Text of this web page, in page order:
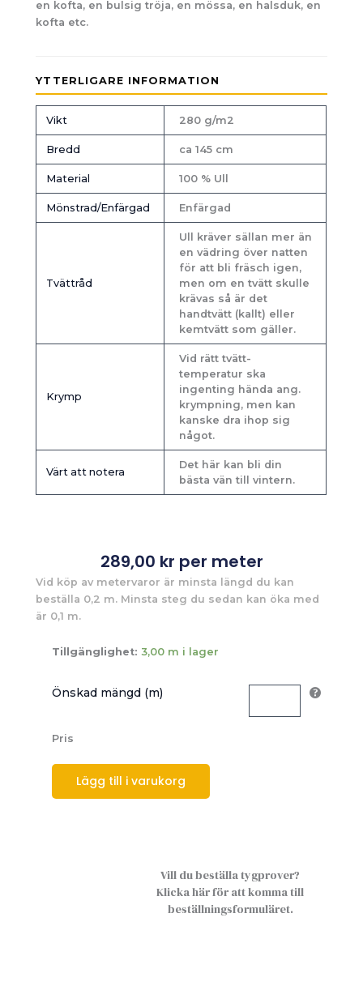
en kofta, en bulsig tröja, en mössa, en halsduk, en
kofta etc.
YTTERLIGARE INFORMATION
Vikt 280 g/m2
Bredd ca 145 cm
Material 100 % Ull
Mönstrad/Enfärgad Enfärgad
Tvättråd
Ull kräver sällan mer än
en vädring över natten
för att bli fräsch igen,
men om en tvätt skulle
krävas så är det
handtvätt (kallt) eller
kemtvätt som gäller.
Krymp
Vid rätt tvätt-
temperatur ska
ingenting hända ang.
krympning, men kan
kanske dra ihop sig
något.
Värt att notera
Det här kan bli din
bästa vän till vintern.
289,00 kr per meter
Vid köp av metervaror är minsta längd du kan
beställa 0,2 m. Minsta steg du sedan kan öka med
är 0,1 m.
Tillgänglighet: 3,00 m i lager
Önskad mängd (m)
Pris
Lägg till i varukorg
Vill du beställa tygprover?
Klicka här för att komma till
beställningsformuläret.